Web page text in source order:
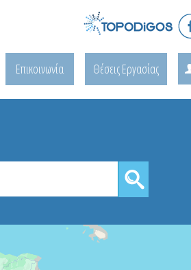
Επικοινωνία Θέσεις Εργασίας